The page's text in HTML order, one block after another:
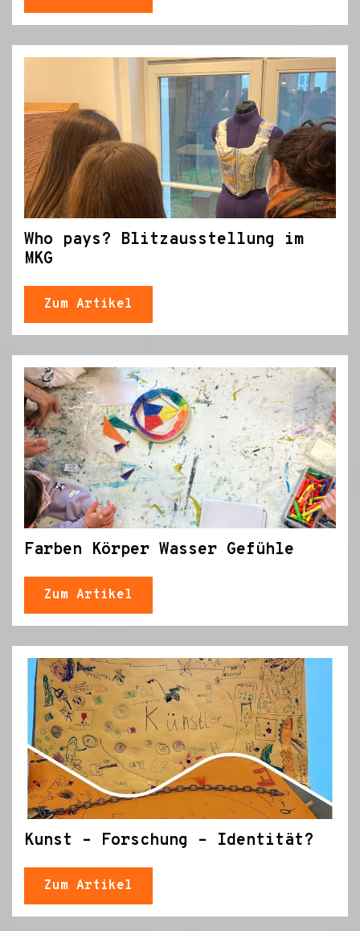
Who pays? Blitzausstellung im
MKG
Zum Artikel
Farben Körper Wasser Gefühle
Zum Artikel
Kunst – Forschung – Identität?
Zum Artikel